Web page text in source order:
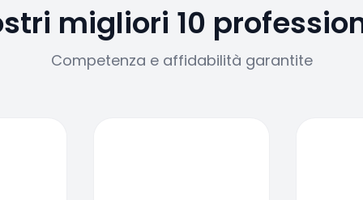
migliori 10
Competenza e affidabilità garantite